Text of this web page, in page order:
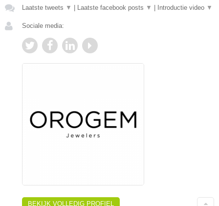
Laatste tweets ▼ Laatste facebook posts ▼ Introductie video ▼
Sociale media:
BEKIJK VOLLEDIG PROFIEL